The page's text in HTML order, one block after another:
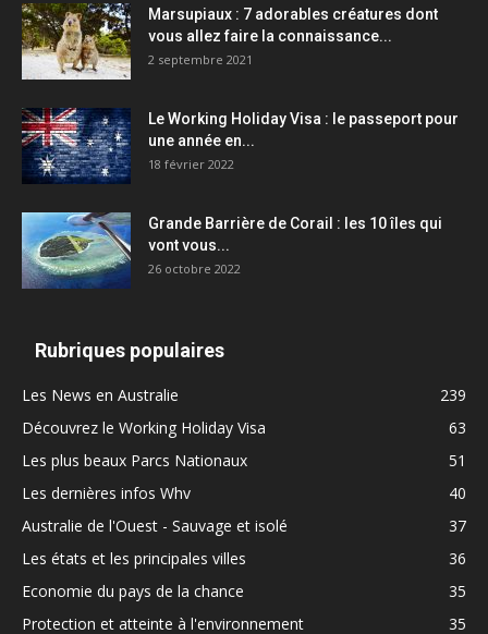
Marsupiaux : 7 adorables créatures dont
vous allez faire la connaissance...
2 septembre 2021
Le Working Holiday Visa : le passeport pour
une année en...
18 février 2022
Grande Barrière de Corail : les 10 îles qui
vont vous...
26 octobre 2022
Rubriques populaires
Les News en Australie
239
Découvrez le Working Holiday Visa
63
Les plus beaux Parcs Nationaux
51
Les dernières infos Whv
40
Australie de l'Ouest - Sauvage et isolé
37
Les états et les principales villes
36
Economie du pays de la chance
35
Protection et atteinte à l'environnement
35